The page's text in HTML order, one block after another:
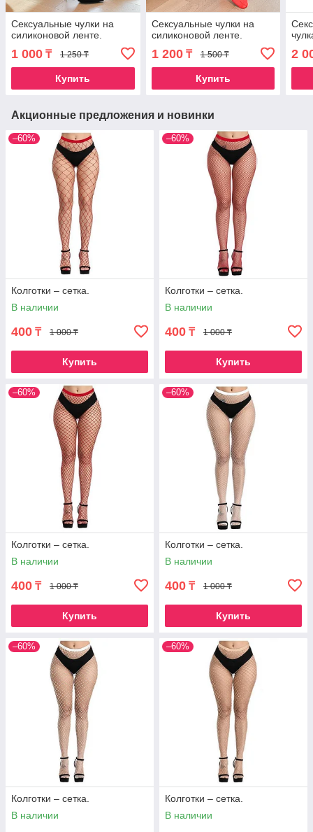
Сексуальные чулки на
силиконовой ленте.
1 000 ₸ 1 250 ₸
Купить
Сексуальные чулки на
силиконовой ленте.
1 200₸ 1 500 ₸
Купить
2
Акционные предложения и новинки
–60%
Колготки – сетка.
В наличии
400 ₸ 1 000 ₸
Купить
–60%
Колготки – сетка.
В наличии
400 ₸ 1 000 ₸
Купить
–60%
Колготки – сетка.
В наличии
400 ₸ 1 000 ₸
Купить
–60%
Колготки – сетка.
В наличии
400 ₸ 1 000 ₸
Купить
–60%
Колготки – сетка.
В наличии
–60%
Колготки – сетка.
В наличии